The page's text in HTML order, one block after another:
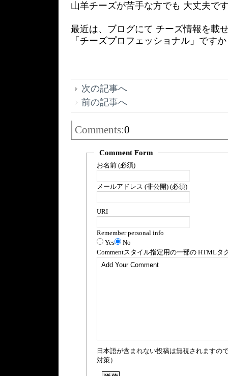
山羊チーズが苦手な方でも 大丈夫で
最近は、ブログにて チーズ情報を載
「チーズプロフェッショナル」です
次の記事へ
前の記事へ
Comments:0
Comment Form
お名前 (必須)
メールアドレス (非公開) (必須)
URI
Remember personal info
Yes
No
Commentスタイル指定用の一部の HTMLタ
日本語が含まれない投稿は無視されますの
対策）